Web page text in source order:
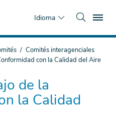
Idioma
Comités interagenciales
con la Calidad del Aire
de la
la Calidad